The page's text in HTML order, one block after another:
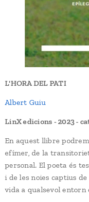
L'HORA DEL PATI
Albert Guiu
LinX edicions - 2023 -
En aquest llibre
efímer, de la
personal. El poeta és
i de les noies captius
vida a qualsevol entorn